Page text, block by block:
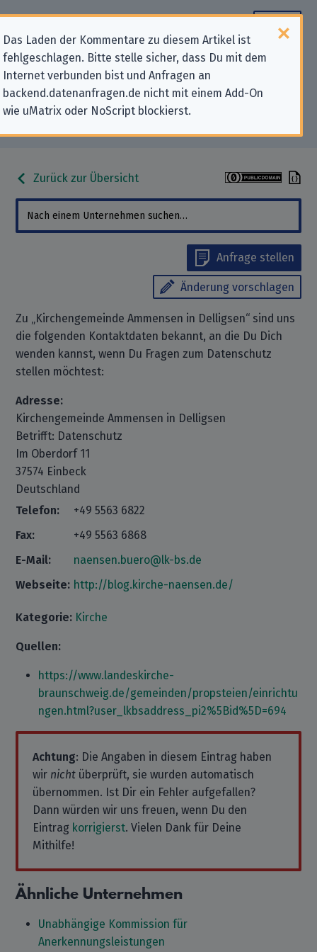
Das Laden der Kommentare zu diesem Artikel ist
fehlgeschlagen. Bitte stelle sicher, dass Du mit dem
Internet verbunden bist und Anfragen an
backend.datenanfragen.de nicht mit einem Add-On
wie uMatrix oder NoScript blockierst.
Datenschutz-Kontaktdaten für
„Kirchengemeinde Ammensen in
Delligsen“
Zurück zur Übersicht
Anfrage stellen
Änderung vorschlagen
Zu „Kirchengemeinde Ammensen in Delligsen“ sind uns
die folgenden Kontaktdaten bekannt, an die Du Dich
wenden kannst, wenn Du Fragen zum Datenschutz
stellen möchtest:
Adresse:
Kirchengemeinde Ammensen in Delligsen
Betrifft: Datenschutz
Im Oberdorf 11
37574 Einbeck
Deutschland
Telefon:
+49 5563 6822
Fax:
+49 5563 6868
E-Mail:
naensen.buero@lk-bs.de
Webseite: http://blog.kirche-naensen.de/
Kategorie: Kirche
Quellen:
https://www.landeskirche-
braunschweig.de/gemeinden/propsteien/einrichtu
ngen.html?user_lkbsaddress_pi2%5Bid%5D=694
Achtung: Die Angaben in diesem Eintrag haben
wir nicht überprüft, sie wurden automatisch
übernommen. Ist Dir ein Fehler aufgefallen?
Dann würden wir uns freuen, wenn Du den
Eintrag korrigierst. Vielen Dank für Deine
Mithilfe!
Ähnliche Unternehmen
Unabhängige Kommission für
Anerkennungsleistungen